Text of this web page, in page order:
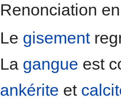
Renonciation
Le gisement
La gangue est
ankérite et